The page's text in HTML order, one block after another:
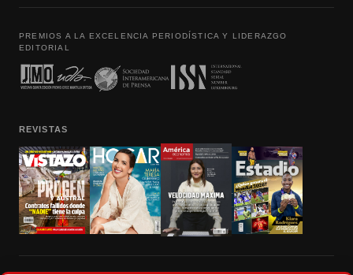
PREMIOS A LA EXCELENCIA PERIODÍSTICA Y LIDERAZGO
EDITORIAL
REVISTAS